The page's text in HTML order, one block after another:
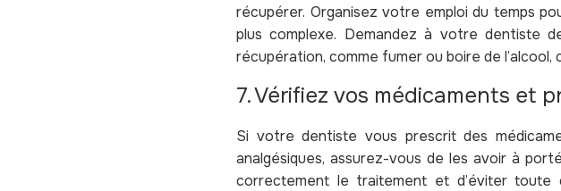
récupérer. Organisez votre emploi du temps
plus complexe. Demandez à votre dentiste
récupération, comme fumer ou boire de
7. Vérifiez vos médicaments et
Si votre dentiste vous prescrit des
analgésiques, assurez-vous de les avoir à
correctement le traitement et d’éviter toute